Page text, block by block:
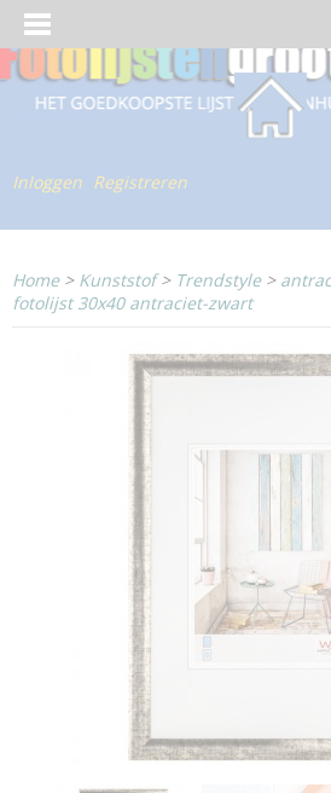
Inloggen Registreren
Home> Kunststof> Trendstyle>
fotolijst 30x40 antraciet-zwart